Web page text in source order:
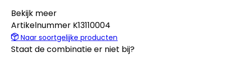
Bekijk meer
Artikelnummer K13110004
Naar soortgelijke producten
Staat de combinatie er niet bij?